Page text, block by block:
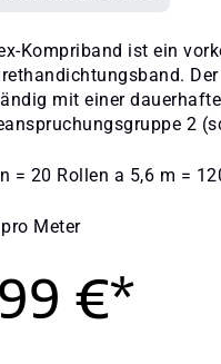
Kompriband ist ein
mit einer
2
= 20 Rollen a 5,6 m =
Meter
€*